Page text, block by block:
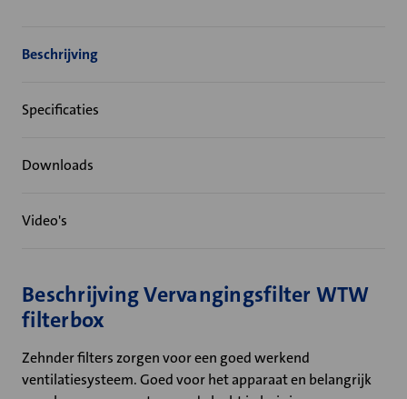
Beschrijving
Specificaties
Downloads
Video's
Beschrijving Vervangingsfilter WTW
filterbox
Zehnder filters zorgen voor een goed werkend
ventilatiesysteem. Goed voor het apparaat en belangrijk